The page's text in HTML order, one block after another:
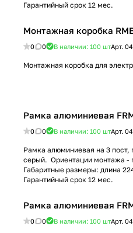
Гарантийный срок 12 мес.
Монтажная коробка
0 0 В наличии: 100 штАрт.
Монтажная коробка для
Рамка алюминиевая
0 0 В наличии: 100 штАрт.
Рамка алюминиевая на 3
серый. Ориентации монтажа -
Габаритные размеры: длина
Гарантийный срок 12 мес.
Рамка алюминиевая
0 0 В наличии: 100 штАрт.